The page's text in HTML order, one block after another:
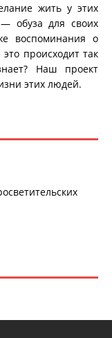
жить у этих
обуза для своих
воспоминания о
происходит так
Наш проект
этих людей.